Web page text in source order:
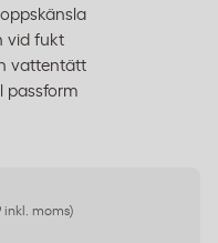
vid fukt
vattentätt
passform
inkl. moms)